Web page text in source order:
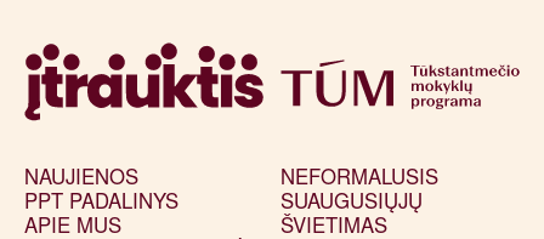
NAUJIENOS
PPT PADALINYS
APIE MUS
NEFORMALUSIS
SUAUGUSIŲJŲ
ŠVIETIMAS